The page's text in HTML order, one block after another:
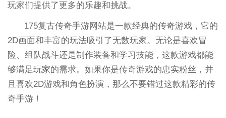
玩家们提供了更多的乐趣和挑战。
175复古传奇手游网站是一款经典的传奇游戏，它的
2D画面和丰富的玩法吸引了无数玩家。无论是喜欢冒
险、组队战斗还是制作装备和学习技能，这款游戏都能
够满足玩家的需求。如果你是传奇游戏的忠实粉丝，并
且喜欢2D游戏和角色扮演，那么不要错过这款精彩的传
奇手游！